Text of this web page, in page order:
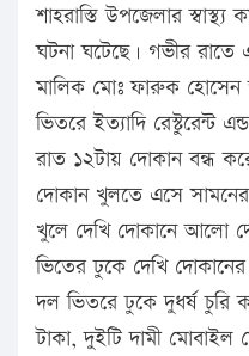
শাহরাস্তি উপজেলার স্বাস্থ্য
ঘটনা ঘটেছে। গভীর রাতে
মালিক মোঃ ফারুক হোসেন
ভিতরে ইত্যাদি রেস্টুরেন্ট
রাত ১২টায় দোকান বন্ধ
দোকান খুলতে এসে সামনের
খুলে দেখি দোকানে আলো
ভিতের ঢুকে দেখি
দল ভিতরে ঢুকে দুধর্ষ চুরি
টাকা, দুইটি দামী মোবাইল